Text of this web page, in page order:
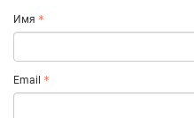
Имя
Email